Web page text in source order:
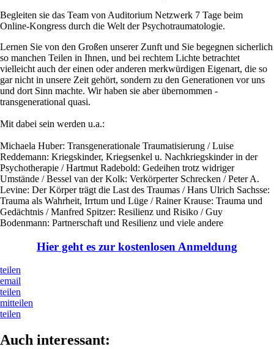
Begleiten sie das Team von Auditorium Netzwerk 7 Tage beim
Online-Kongress durch die Welt der Psychotraumatologie.
Lernen Sie von den Großen unserer Zunft und Sie begegnen sicherlich
so manchen Teilen in Ihnen, und bei rechtem Lichte betrachtet
vielleicht auch der einen oder anderen merkwürdigen Eigenart, die so
gar nicht in unsere Zeit gehört, sondern zu den Generationen vor uns
und dort Sinn machte. Wir haben sie aber übernommen -
transgenerational quasi.
Mit dabei sein werden u.a.:
Michaela Huber: Transgenerationale Traumatisierung / Luise
Reddemann: Kriegskinder, Kriegsenkel u. Nachkriegskinder in der
Psychotherapie / Hartmut Radebold: Gedeihen trotz widriger
Umstände / Bessel van der Kolk: Verkörperter Schrecken / Peter A.
Levine: Der Körper trägt die Last des Traumas / Hans Ulrich Sachsse:
Trauma als Wahrheit, Irrtum und Lüge / Rainer Krause: Trauma und
Gedächtnis / Manfred Spitzer: Resilienz und Risiko / Guy
Bodenmann: Partnerschaft und Resilienz und viele andere
Hier geht es zur kostenlosen Anmeldung
teilen
email
teilen
mitteilen
teilen
Auch interessant: